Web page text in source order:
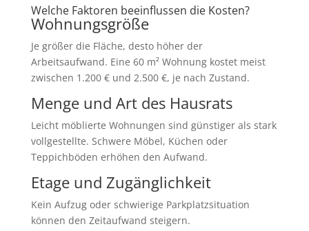
Welche Faktoren beeinflussen die Kosten?
Wohnungsgröße
Je größer die Fläche, desto höher der
Arbeitsaufwand. Eine 60 m² Wohnung kostet meist
zwischen 1.200 € und 2.500 €, je nach Zustand.
Menge und Art des Hausrats
Leicht möblierte Wohnungen sind günstiger als stark
vollgestellte. Schwere Möbel, Küchen oder
Teppichböden erhöhen den Aufwand.
Etage und Zugänglichkeit
Kein Aufzug oder schwierige Parkplatzsituation
können den Zeitaufwand steigern.